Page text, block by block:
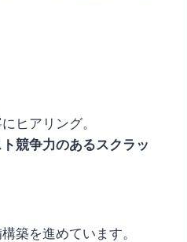
ヒアリング。
競争力のあるスクラッ
築を進めています。